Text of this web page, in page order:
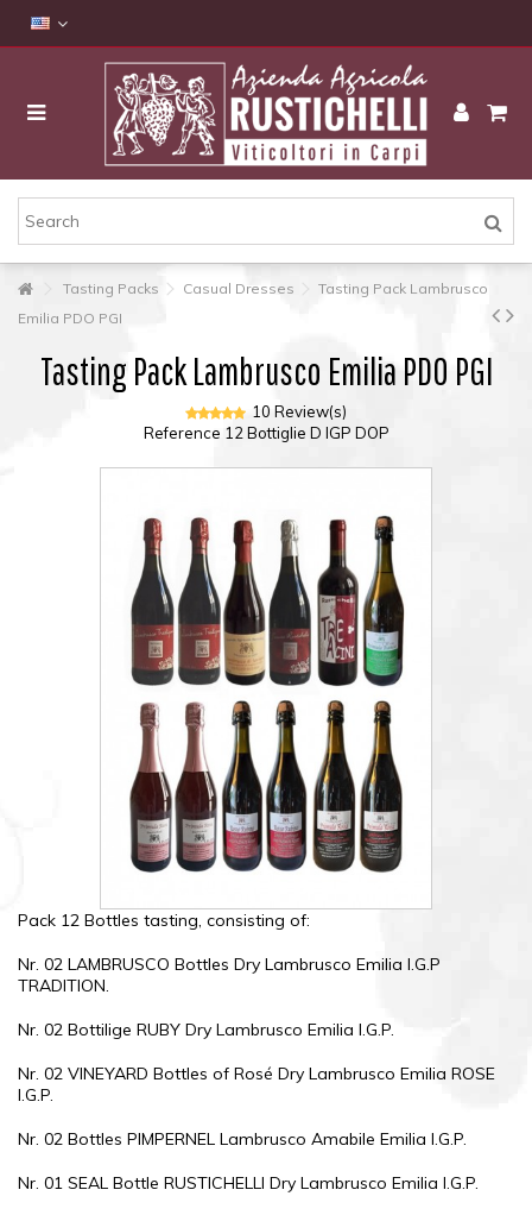
Tasting Packs Casual Dresses
Tasting Pack Lambrusco
Emilia PDO PGI
Tasting Pack Lambrusco Emilia PDO PGI
10 Review(s)
Reference 12 Bottiglie D IGP DOP
Pack 12 Bottles tasting, consisting of:
Nr. 02 LAMBRUSCO Bottles Dry Lambrusco Emilia I.G.P
TRADITION.
Nr. 02 Bottilige RUBY Dry Lambrusco Emilia I.G.P.
Nr. 02 VINEYARD Bottles of Rosé Dry Lambrusco Emilia ROSE
I.G.P.
Nr. 02 Bottles PIMPERNEL Lambrusco Amabile Emilia I.G.P.
Nr. 01 SEAL Bottle RUSTICHELLI Dry Lambrusco Emilia I.G.P.